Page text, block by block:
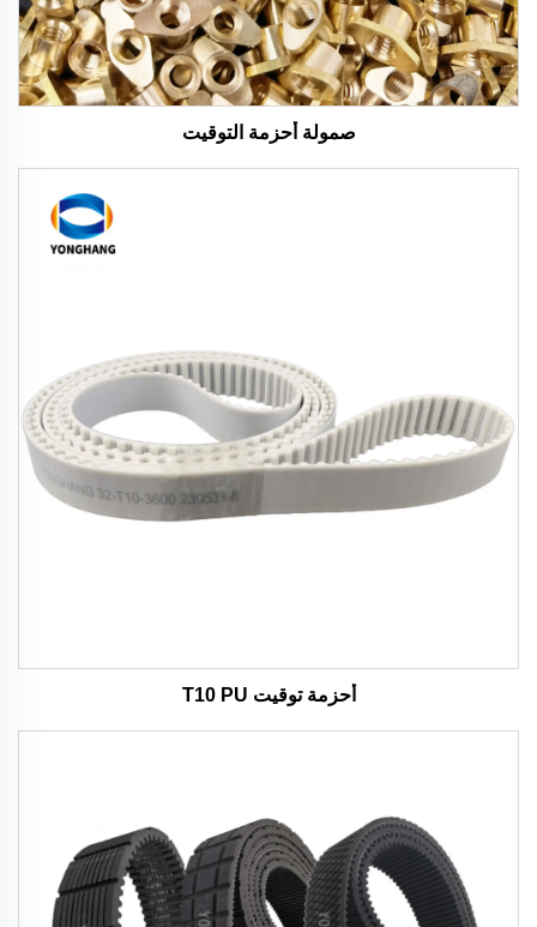
صمولة أحزمة التوقيت
أحزمة توقيت T10 PU